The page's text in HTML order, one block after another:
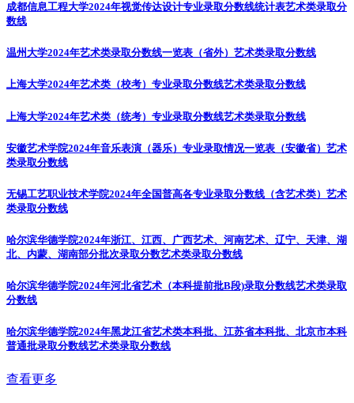
成都信息工程大学2024年视觉传达设计专业录取分数线统计表艺术类录取分
数线
温州大学2024年艺术类录取分数线一览表（省外） 艺术类录取分数线
上海大学2024年艺术类（校考）专业录取分数线艺术类录取分数线
上海大学2024年艺术类（统考）专业录取分数线艺术类录取分数线
安徽艺术学院2024年音乐表演（器乐）专业录取情况一览表（安徽省） 艺术
类录取分数线
无锡工艺职业技术学院2024年全国普高各专业录取分数线（含艺术类） 艺术
类录取分数线
哈尔滨华德学院2024年浙江、江西、广西艺术、河南艺术、辽宁、天津、湖
北、内蒙、湖南部分批次录取分数艺术类录取分数线
哈尔滨华德学院2024年河北省艺术（本科提前批B段)录取分数线艺术类录取
分数线
哈尔滨华德学院2024年黑龙江省艺术类本科批、江苏省本科批、北京市本科
普通批录取分数线艺术类录取分数线
查看更多